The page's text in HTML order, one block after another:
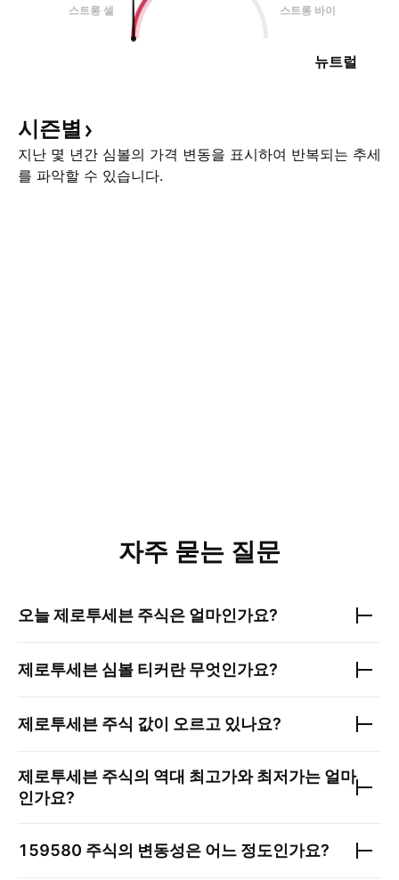
스트롱 셀 스트롱 바이
뉴트럴
시즌별
지난 몇 년간 심볼의 가격 변동을 표시하여 반복되는 추세
를 파악할 수 있습니다.
자주 묻는 질문
오늘제로투세븐 주식은 얼마인가요?
제로투세븐 심볼 티커란 무엇인가요?
제로투세븐 주식 값이 오르고 있나요?
제로투세븐 주식의 역대 최고가와 최저가는 얼마
인가요?
159580 주식의 변동성은 어느 정도인가요?